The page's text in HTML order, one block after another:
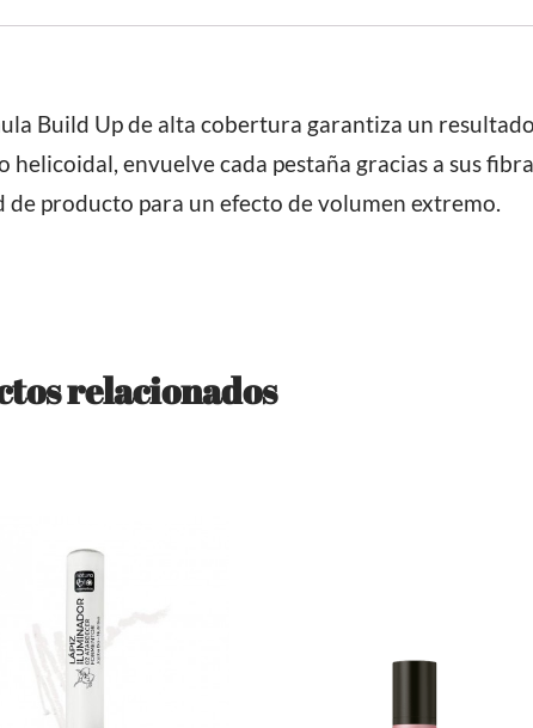
Build Up de alta cobertura garantiza un
envuelve cada pestaña gracias a sus
producto para un efecto de volumen extremo.
relacionados